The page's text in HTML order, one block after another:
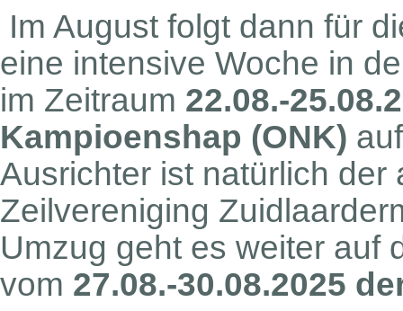
Im August folgt dann für
eine intensive Woche in
im Zeitraum 22.08.-
Kampioenshap (ONK)
Ausrichter ist natürlich
Zeilvereniging
Umzug geht es weiter auf
vom 27.08.-30.08.2025